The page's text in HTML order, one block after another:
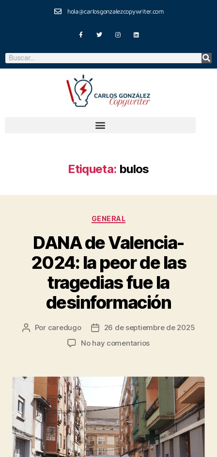
hola@carlosgonzalezcopywriter.com
Etiqueta: bulos
GENERAL
DANA de Valencia-
2024: la peor de las
tragedias fue la
desinformación
Por caredugo
26 de septiembre de 2025
No hay comentarios